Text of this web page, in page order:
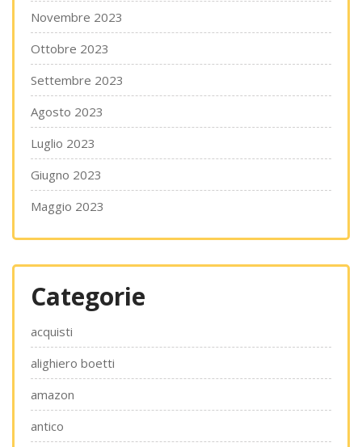
Novembre 2023
Ottobre 2023
Settembre 2023
Agosto 2023
Luglio 2023
Giugno 2023
Maggio 2023
Categorie
acquisti
alighiero boetti
amazon
antico